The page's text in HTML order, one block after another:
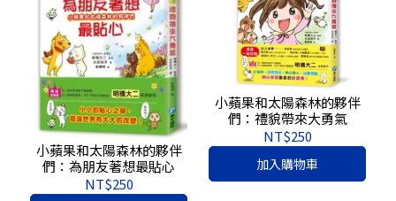
小蘋果和太陽森林的夥伴
們：為朋友著想最貼心
NT$250
小蘋果和太陽森林的夥伴
們：禮貌帶來大勇氣
NT$250
加入購物車